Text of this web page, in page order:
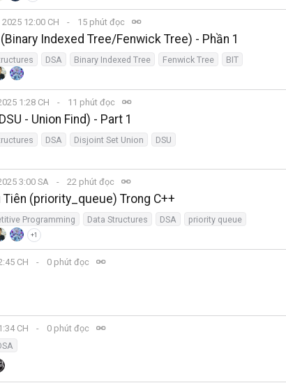
12:00 CH 15 phút đọc
Indexed Tree/Fenwick Tree) - Phần 1
DSA Binary Indexed Tree Fenwick Tree BIT
1:28 CH 11 phút đọc
- Union Find) - Part 1
DSA Disjoint Set Union DSU
3:00 SA 22 phút đọc
(priority_queue) Trong C++
Programming Data Structures DSA priority queue
+1
CH 0 phút đọc
CH 0 phút đọc